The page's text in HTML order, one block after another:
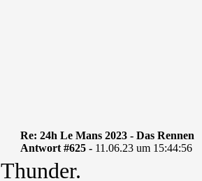
Re: 24h Le Mans 2023 - Das Rennen
Antwort #625 - 11.06.23 um 15:44:56
Thunder.